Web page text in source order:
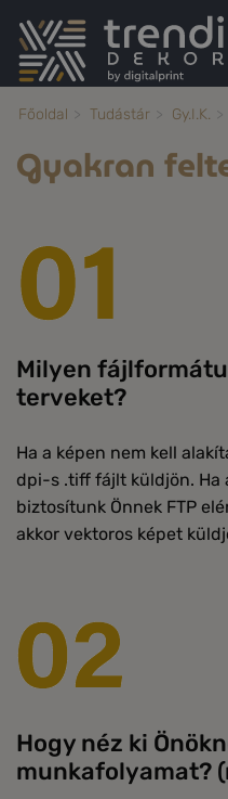
Főoldal Tudástár Gy.I.K.
Gyakran
Milyen
terveket?
Ha a képen nem kell
dpi-s .tiff fájlt küldjön. Ha
biztosítunk Önnek FTP
akkor vektoros képet
Hogy néz ki
munkafolyamat?